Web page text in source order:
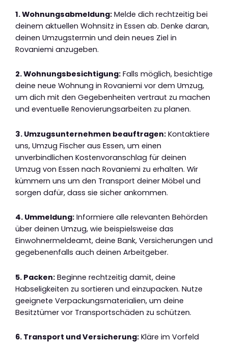
1. Wohnungsabmeldung: Melde dich rechtzeitig bei
deinem aktuellen Wohnsitz in Essen ab. Denke daran,
deinen Umzugstermin und dein neues Ziel in
Rovaniemi anzugeben.
2. Wohnungsbesichtigung: Falls möglich, besichtige
deine neue Wohnung in Rovaniemi vor dem Umzug,
um dich mit den Gegebenheiten vertraut zu machen
und eventuelle Renovierungsarbeiten zu planen.
3. Umzugsunternehmen beauftragen: Kontaktiere
uns, Umzug Fischer aus Essen, um einen
unverbindlichen Kostenvoranschlag für deinen
Umzug von Essen nach Rovaniemi zu erhalten. Wir
kümmern uns um den Transport deiner Möbel und
sorgen dafür, dass sie sicher ankommen.
4. Ummeldung: Informiere alle relevanten Behörden
über deinen Umzug, wie beispielsweise das
Einwohnermeldeamt, deine Bank, Versicherungen und
gegebenenfalls auch deinen Arbeitgeber.
5. Packen: Beginne rechtzeitig damit, deine
Habseligkeiten zu sortieren und einzupacken. Nutze
geeignete Verpackungsmaterialien, um deine
Besitztümer vor Transportschäden zu schützen.
6. Transport und Versicherung: Kläre im Vorfeld